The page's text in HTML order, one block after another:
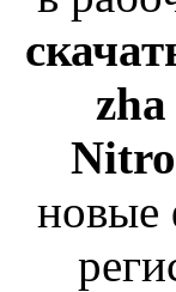
новые